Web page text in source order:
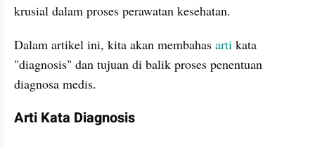
krusial dalam proses perawatan kesehatan.
Dalam artikel ini, kita akan membahas arti kata
"diagnosis" dan tujuan di balik proses penentuan
diagnosa medis.
Arti Kata Diagnosis